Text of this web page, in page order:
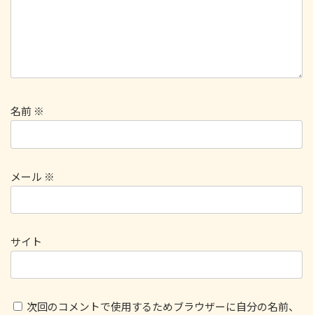
名前 ※
メール ※
サイト
次回のコメントで使用するためブラウザーに自分の名前、